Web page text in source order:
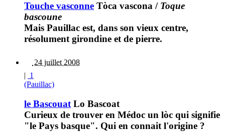
Touche vasconne Tòca vascona / Toque
bascoune
Mais Pauillac est, dans son vieux centre,
résolument girondine et de pierre.
24 juillet 2008
| 1
(Pauillac)
le Bascouat Lo Bascoat
Curieux de trouver en Médoc un lòc qui signifie
"le Pays basque". Qui en connait l'origine ?